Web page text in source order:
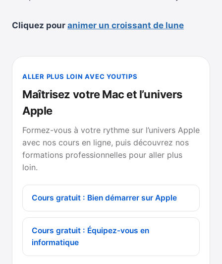
Cliquez pour animer un croissant de lune
ALLER PLUS LOIN AVEC YOUTIPS
Maîtrisez votre Mac et l’univers
Apple
Formez-vous à votre rythme sur l’univers Apple
avec nos cours en ligne, puis découvrez nos
formations professionnelles pour aller plus
loin.
Cours gratuit : Bien démarrer sur Apple
Cours gratuit : Équipez-vous en
informatique